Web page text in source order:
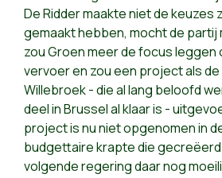
De Ridder maakte niet de keuzes
gemaakt hebben, mocht de partij
zou Groen meer de focus leggen
vervoer en zou een project als de
Willebroek - die al lang beloofd
deel in Brussel al klaar is -
project is nu niet opgenomen in
budgettaire krapte die
volgende regering daar nog